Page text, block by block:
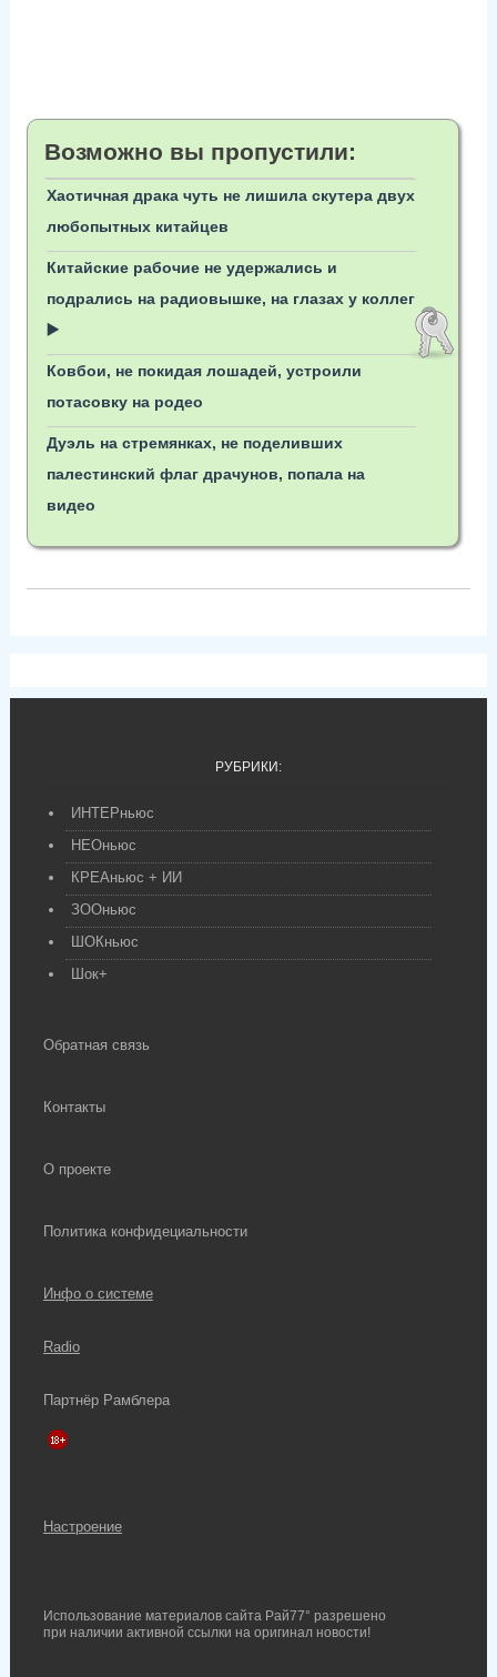
Возможно вы пропустили:
Хаотичная драка чуть не лишила скутера двух
любопытных китайцев
Китайские рабочие не удержались и
подрались на радиовышке, на глазах у коллег
▶️
Ковбои, не покидая лошадей, устроили
потасовку на родео
Дуэль на стремянках, не поделивших
палестинский флаг драчунов, попала на
видео
РУБРИКИ:
ИНТЕРньюс
НЕОньюс
КРЕАньюс + ИИ
ЗООньюс
ШОКньюс
Шок+
Обратная связь
Контакты
О проекте
Политика конфидециальности
Инфо о системе
Radio
Партнёр Рамблера
Настроение
Использование материалов сайта Рай77° разрешено
при наличии активной ссылки на оригинал новости!